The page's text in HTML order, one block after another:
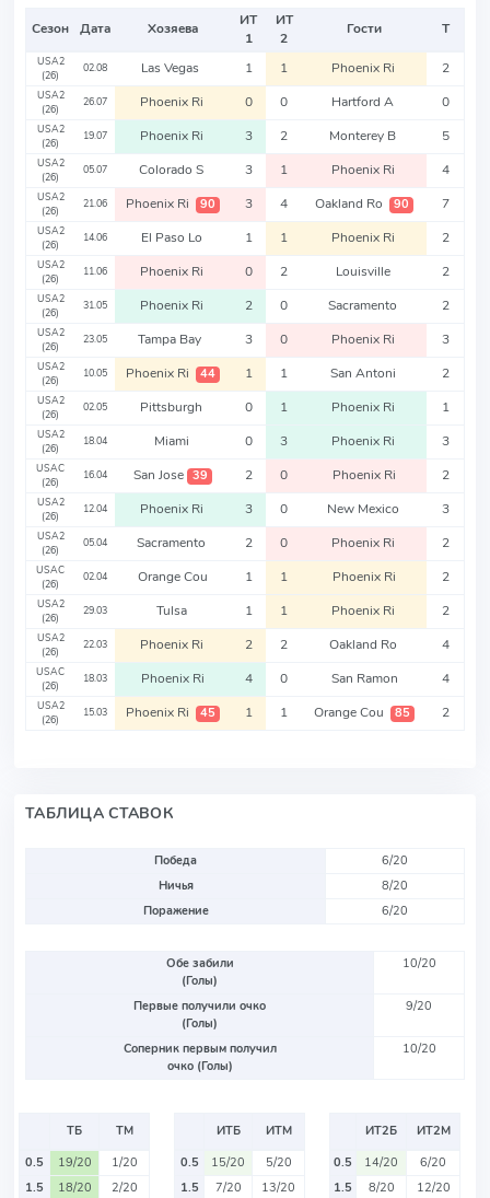
Сезон Дата Хозяева
ИТ
1
ИТ
2
Гости Т
USA2
(26)
02.08 Las Vegas 1 1 Phoenix Ri 2
USA2
(26)
26.07 Phoenix Ri 0 0 Hartford A 0
USA2
(26)
19.07 Phoenix Ri 3 2 Monterey B 5
USA2
(26)
05.07 Colorado S 3 1 Phoenix Ri 4
USA2
(26)
21.06 Phoenix Ri 90 3 4 Oakland Ro 90 7
USA2
(26)
14.06 El Paso Lo 1 1 Phoenix Ri 2
USA2
(26)
11.06 Phoenix Ri 0 2 Louisville 2
USA2
(26)
31.05 Phoenix Ri 2 0 Sacramento 2
USA2
(26)
23.05 Tampa Bay 3 0 Phoenix Ri 3
USA2
(26)
10.05 Phoenix Ri 44 1 1 San Antoni 2
USA2
(26)
02.05 Pittsburgh 0 1 Phoenix Ri 1
USA2
(26)
18.04 Miami 0 3 Phoenix Ri 3
USAC
(26)
16.04 San Jose 39 2 0 Phoenix Ri 2
USA2
(26)
12.04 Phoenix Ri 3 0 New Mexico 3
USA2
(26)
05.04 Sacramento 2 0 Phoenix Ri 2
USAC
(26)
02.04 Orange Cou 1 1 Phoenix Ri 2
USA2
(26)
29.03 Tulsa 1 1 Phoenix Ri 2
USA2
(26)
22.03 Phoenix Ri 2 2 Oakland Ro 4
USAC
(26)
18.03 Phoenix Ri 4 0 San Ramon 4
USA2
(26)
15.03 Phoenix Ri 45 1 1 Orange Cou 85 2
ТАБЛИЦА СТАВОК
Победа
6/20
Ничья
8/20
Поражение
6/20
Обе забили
(Голы)
10/20
Первые получили очко
(Голы)
9/20
Соперник первым получил
очко (Голы)
10/20
ТБ
ТМ
0.5
19/20
1/20
1.5
18/20
2/20
ИТБ
ИТМ
0.5
15/20
5/20
1.5
7/20
13/20
ИТ2Б
ИТ2М
0.5
14/20
6/20
1.5
8/20
12/20